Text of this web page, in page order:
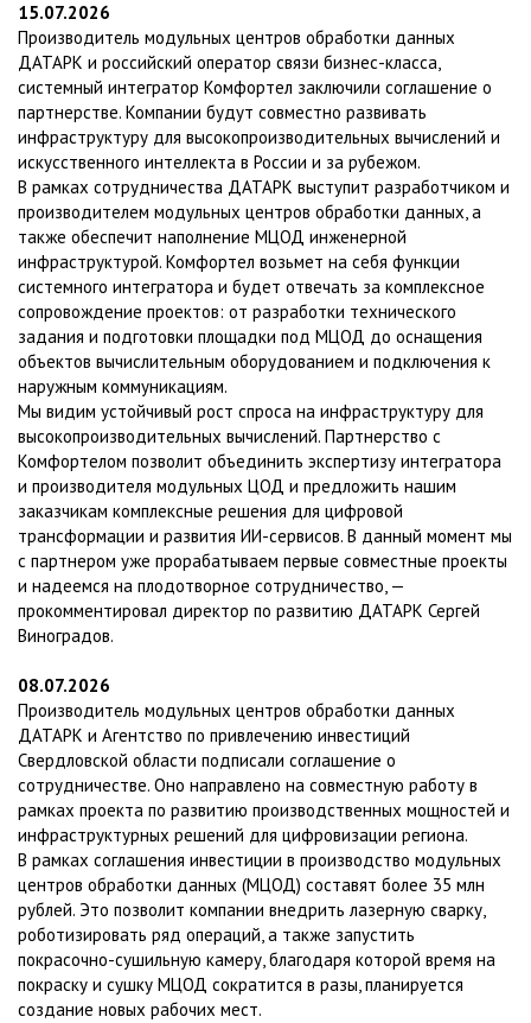
15.07.2026
Производитель модульных центров обработки данных
ДАТАРК и российский оператор связи бизнес-класса,
системный интегратор Комфортел заключили соглашение о
партнерстве. Компании будут совместно развивать
инфраструктуру для высокопроизводительных вычислений и
искусственного интеллекта в России и за рубежом.
В рамках сотрудничества ДАТАРК выступит разработчиком и
производителем модульных центров обработки данных, а
также обеспечит наполнение МЦОД инженерной
инфраструктурой. Комфортел возьмет на себя функции
системного интегратора и будет отвечать за комплексное
сопровождение проектов: от разработки технического
задания и подготовки площадки под МЦОД до оснащения
объектов вычислительным оборудованием и подключения к
наружным коммуникациям.
Мы видим устойчивый рост спроса на инфраструктуру для
высокопроизводительных вычислений. Партнерство с
Комфортелом позволит объединить экспертизу интегратора
и производителя модульных ЦОД и предложить нашим
заказчикам комплексные решения для цифровой
трансформации и развития ИИ-сервисов. В данный момент мы
с партнером уже прорабатываем первые совместные проекты
и надеемся на плодотворное сотрудничество, —
прокомментировал директор по развитию ДАТАРК Сергей
Виноградов.
08.07.2026
Производитель модульных центров обработки данных
ДАТАРК и Агентство по привлечению инвестиций
Свердловской области подписали соглашение о
сотрудничестве. Оно направлено на совместную работу в
рамках проекта по развитию производственных мощностей и
инфраструктурных решений для цифровизации региона.
В рамках соглашения инвестиции в производство модульных
центров обработки данных (МЦОД) составят более 35 млн
рублей. Это позволит компании внедрить лазерную сварку,
роботизировать ряд операций, а также запустить
покрасочно-сушильную камеру, благодаря которой время на
покраску и сушку МЦОД сократится в разы, планируется
создание новых рабочих мест.